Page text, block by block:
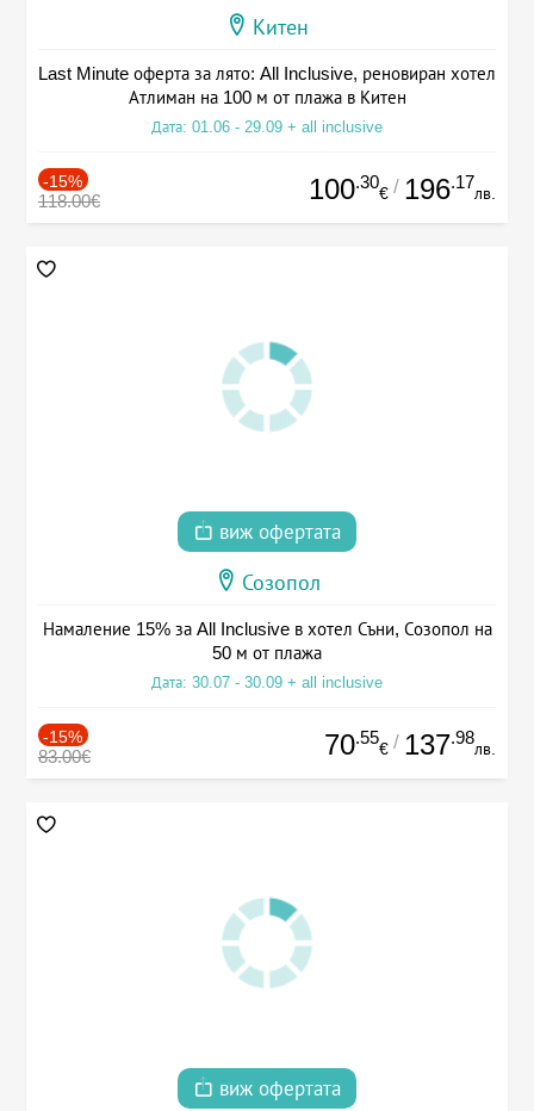
Китен
Last Minute оферта за лято: All Inclusive, реновиран хотел
Атлиман на 100 м от плажа в Китен
Дата: 01.06 - 29.09 + all inclusive
-15%
118.00€ 100.30
€ / 196.17
лв.
виж офертата
Созопол
Намаление 15% за All Inclusive в хотел Съни, Созопол на
50 м от плажа
Дата: 30.07 - 30.09 + all inclusive
-15%
83.00€ 70.55
€ / 137.98
лв.
виж офертата